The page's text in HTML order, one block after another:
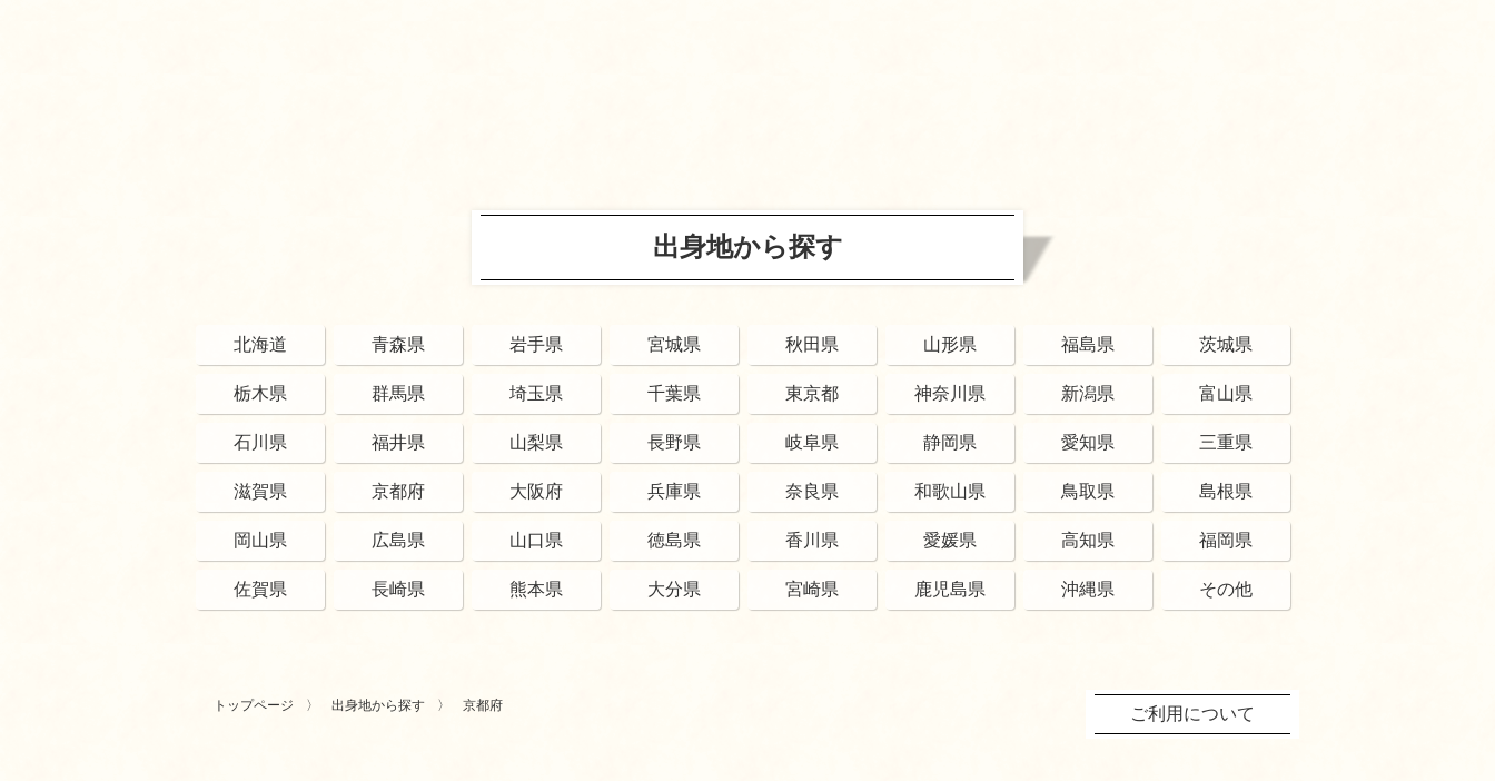
出身地から探す
北海道 青森県 岩手県 宮城県 秋田県 山形県 福島県 茨城県
栃木県 群馬県 埼玉県 千葉県 東京都 神奈川県 新潟県 富山県
石川県 福井県 山梨県 長野県 岐阜県 静岡県 愛知県 三重県
滋賀県 京都府 大阪府 兵庫県 奈良県 和歌山県 鳥取県 島根県
岡山県 広島県 山口県 徳島県 香川県 愛媛県 高知県 福岡県
佐賀県 長崎県 熊本県 大分県 宮崎県 鹿児島県 沖縄県 その他
トップページ 出身地から探す 京都府 ご利用について